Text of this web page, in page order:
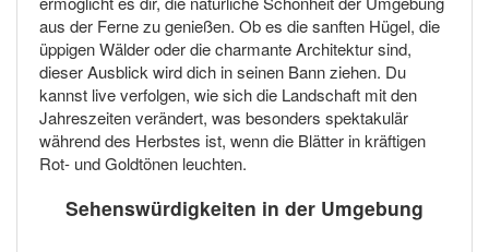
aus der Ferne zu genießen. Ob es die sanften Hügel, die
üppigen Wälder oder die charmante Architektur sind,
dieser Ausblick wird dich in seinen Bann ziehen. Du
kannst live verfolgen, wie sich die Landschaft mit den
Jahreszeiten verändert, was besonders spektakulär
während des Herbstes ist, wenn die Blätter in kräftigen
Rot- und Goldtönen leuchten.
Sehenswürdigkeiten in der Umgebung